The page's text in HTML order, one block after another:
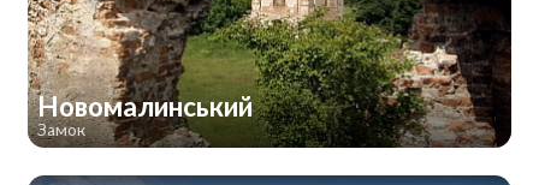
Новомалинський
Замок